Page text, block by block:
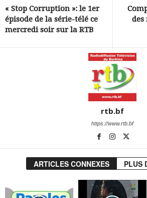
« Stop Corruption »: le 1er
épisode de la série-télé ce
mercredi soir sur la RTB
rtb.bf
https://www.rtb.bf
ARTICLES CONNEXES PLUS